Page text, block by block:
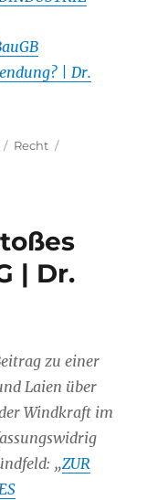
| Dr.
Kategorien
Recht
| Dr.
zu einer
Laien über
Windkraft im
„ZUR